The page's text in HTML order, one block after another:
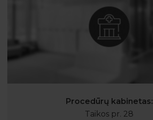
Procedūrų kabinetas:
Taikos pr. 28